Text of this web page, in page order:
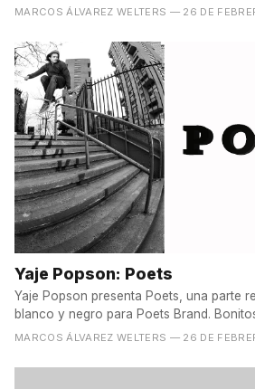
MARCOS ÁLVAREZ WELTERS — 26 DE
Yaje Popson: Poets
Yaje Popson presenta Poets, una parte
blanco y negro para Poets Brand.
MARCOS ÁLVAREZ WELTERS — 26 DE